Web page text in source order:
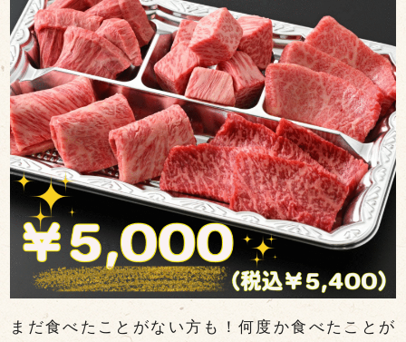
まだ食べたことがない方も！何度か食べたことが